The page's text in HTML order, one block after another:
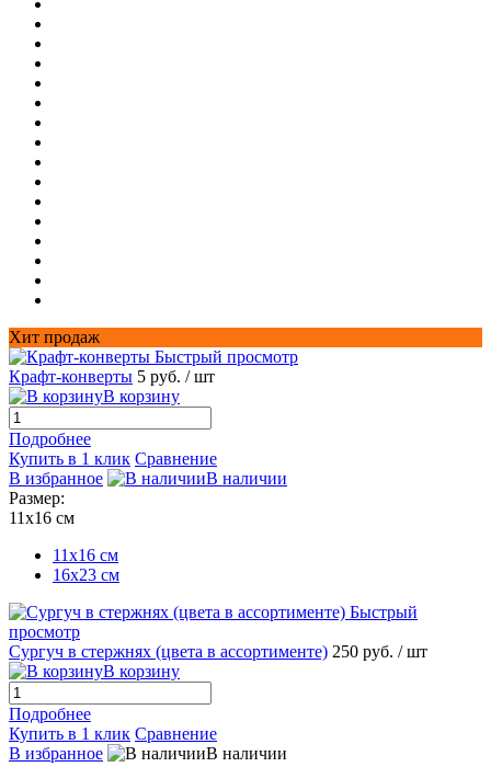
Хит продаж
Быстрый просмотр
Крафт-конверты 5 руб. / шт
В корзину
Подробнее
Купить в 1 клик Сравнение
В избранное
В наличии
Размер:
11х16 см
11х16 см
16x23 см
Быстрый
просмотр
Сургуч в стержнях (цвета в ассортименте) 250 руб. / шт
В корзину
Подробнее
Купить в 1 клик Сравнение
В избранное
В наличии